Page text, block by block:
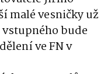
malé vesničky už
vstupného bude
ve FN v